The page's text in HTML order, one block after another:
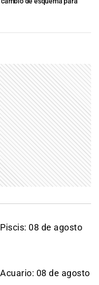
08 de agosto
08 de agosto